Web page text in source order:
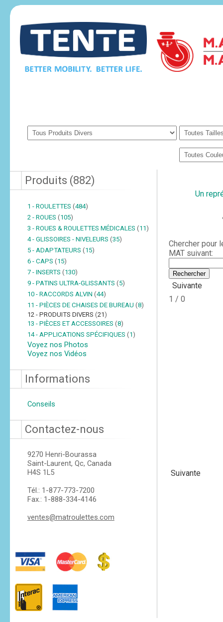
Produits (882)
1 - ROULETTES (484)
2 - ROUES (105)
3 - ROUES & ROULETTES MÉDICALES (11)
4 - GLISSOIRES - NIVELEURS (35)
5 - ADAPTATEURS (15)
6 - CAPS (15)
7 - INSERTS (130)
9 - PATINS ULTRA-GLISSANTS (5)
10 - RACCORDS ALVIN (44)
11 - PIÈCES DE CHAISES DE BUREAU (8)
12 - PRODUITS DIVERS (21)
13 - PIÈCES ET ACCESSOIRES (8)
14 - APPLICATIONS SPÉCIFIQUES (1)
Voyez nos Photos
Voyez nos Vidéos
Informations
Conseils
Contactez-nous
9270 Henri-Bourassa
Saint-Laurent, Qc, Canada
H4S 1L5
Tél.: 1-877-773-7200
Fax.: 1-888-334-4146
ventes@matroulettes.com
Un
Chercher pour
MAT suivant:
Suivante
1 / 0
Suivante